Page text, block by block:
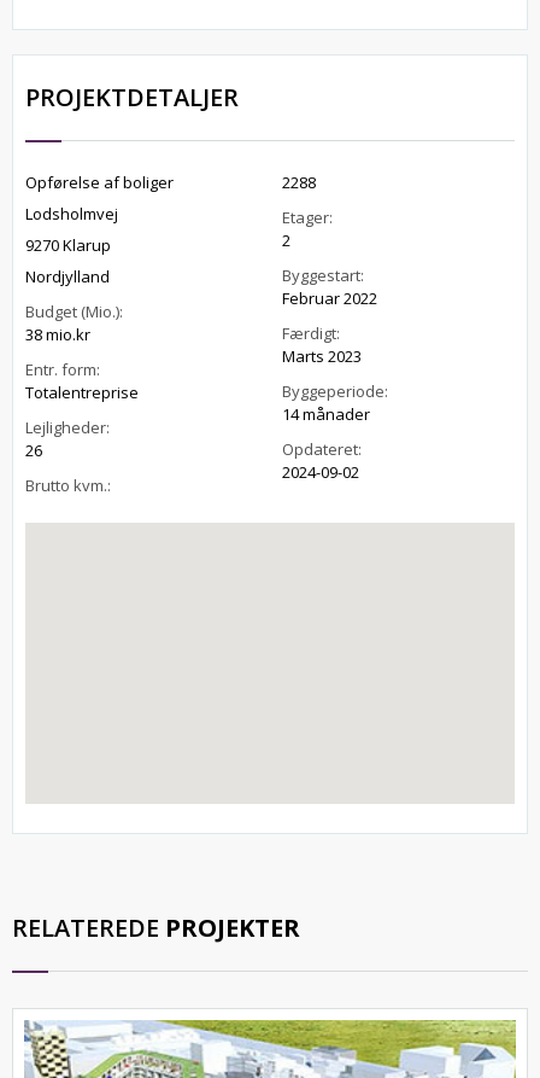
PROJEKTDETALJER
Opførelse af boliger
Lodsholmvej
9270 Klarup
Nordjylland
Budget (Mio.):
38 mio.kr
Entr. form:
Totalentreprise
Lejligheder:
26
Brutto kvm.:
2288
Etager:
2
Byggestart:
Februar 2022
Færdigt:
Marts 2023
Byggeperiode:
14 månader
Opdateret:
2024-09-02
RELATEREDE PROJEKTER